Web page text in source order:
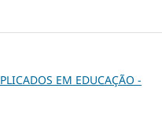
EM EDUCAÇÃO -